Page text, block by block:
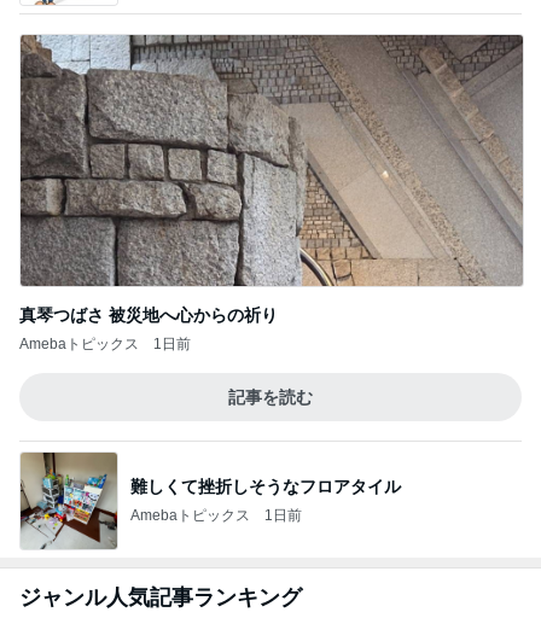
真琴つばさ 被災地へ心からの祈り
Amebaトピックス 1日前
記事を読む
難しくて挫折しそうなフロアタイル
Amebaトピックス 1日前
ジャンル人気記事ランキング